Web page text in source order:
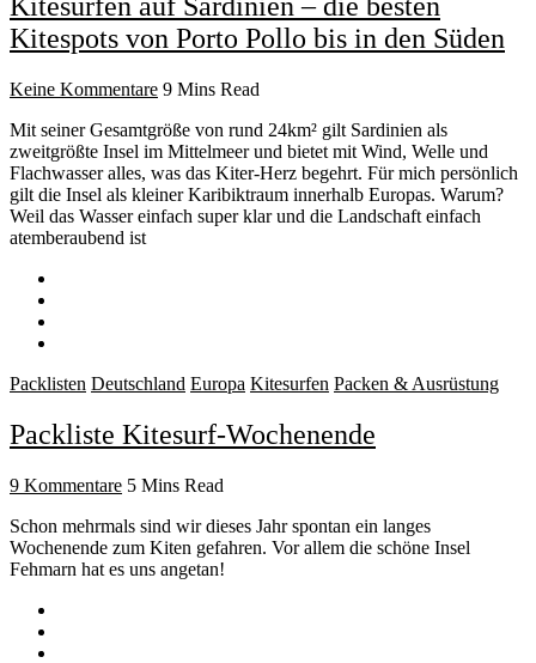
Kitespots von Porto Pollo bis in den Süden
Keine Kommentare 9 Mins Read
Mit seiner Gesamtgröße von rund 24km² gilt Sardinien als
zweitgrößte Insel im Mittelmeer und bietet mit Wind, Welle und
Flachwasser alles, was das Kiter-Herz begehrt. Für mich persönlich
gilt die Insel als kleiner Karibiktraum innerhalb Europas. Warum?
Weil das Wasser einfach super klar und die Landschaft einfach
atemberaubend ist
Packlisten Deutschland Europa Kitesurfen Packen & Ausrüstung
Packliste Kitesurf-Wochenende
9 Kommentare 5 Mins Read
Schon mehrmals sind wir dieses Jahr spontan ein langes
Wochenende zum Kiten gefahren. Vor allem die schöne Insel
Fehmarn hat es uns angetan!